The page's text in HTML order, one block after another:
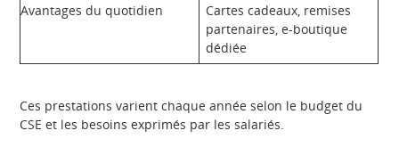
Avantages du quotidien
Cartes cadeaux, remises
partenaires, e-boutique
dédiée
Ces prestations varient chaque année selon le budget du
CSE et les besoins exprimés par les salariés.